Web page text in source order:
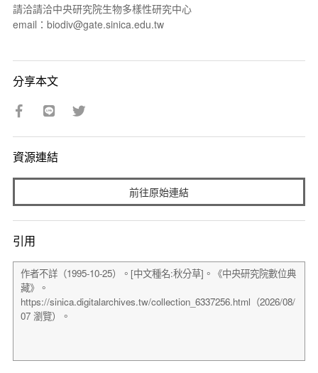
請洽請洽中央研究院生物多樣性研究中心
email：biodiv@gate.sinica.edu.tw
分享本文
資源連結
前往原始連結
引用